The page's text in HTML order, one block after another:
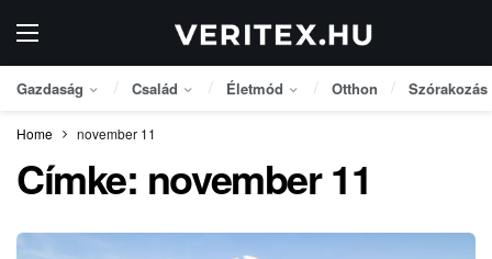
Gazdaság Család Életmód Otthon Szórakozás
Home november 11
Címke: november 11